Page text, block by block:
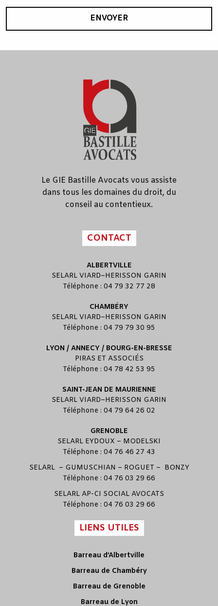
ENVOYER
Le GIE Bastille Avocats vous assiste
dans tous les domaines du droit, du
conseil au contentieux.
CONTACT
ALBERTVILLE
SELARL VIARD–HERISSON GARIN
Téléphone : 04 79 32 77 28
CHAMBÉRY
SELARL VIARD–HERISSON GARIN
Téléphone : 04 79 79 30 95
LYON / ANNECY / BOURG-EN-BRESSE
PIRAS ET ASSOCIÉS
Téléphone : 04 78 42 53 95
SAINT-JEAN DE MAURIENNE
SELARL VIARD–HERISSON GARIN
Téléphone : 04 79 64 26 02
GRENOBLE
SELARL EYDOUX – MODELSKI
Téléphone : 04 76 46 27 43
SELARL – GUMUSCHIAN – ROGUET – BONZY
Téléphone : 04 76 03 29 66
SELARL AP-CI SOCIAL AVOCATS
Téléphone : 04 76 03 29 66
LIENS UTILES
Barreau d’Albertville
Barreau de Chambéry
Barreau de Grenoble
Barreau de Lyon